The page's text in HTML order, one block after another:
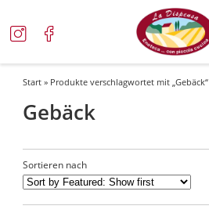
Start » Produkte verschlagwortet mit „Gebäck“
Gebäck
Sortieren nach